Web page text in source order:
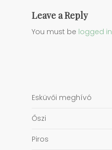
Leave a Reply
You must be logged in
Esküvői meghívó
Őszi
Piros